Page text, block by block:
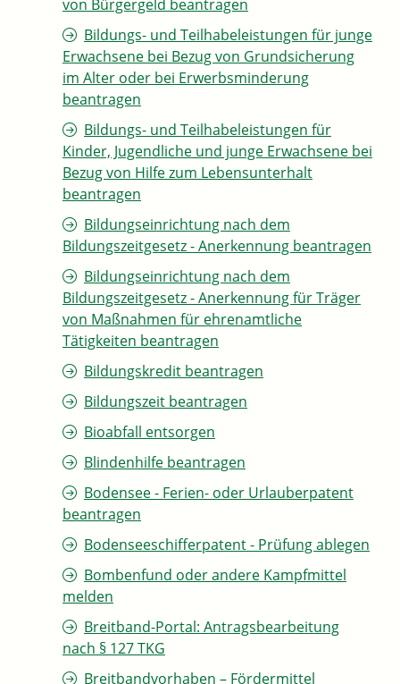
von Bürgergeld beantragen
Bildungs- und Teilhabeleistungen für junge
Erwachsene bei Bezug von Grundsicherung
im Alter oder bei Erwerbsminderung
beantragen
Bildungs- und Teilhabeleistungen für
Kinder, Jugendliche und junge Erwachsene bei
Bezug von Hilfe zum Lebensunterhalt
beantragen
Bildungseinrichtung nach dem
Bildungszeitgesetz - Anerkennung beantragen
Bildungseinrichtung nach dem
Bildungszeitgesetz - Anerkennung für Träger
von Maßnahmen für ehrenamtliche
Tätigkeiten beantragen
Bildungskredit beantragen
Bildungszeit beantragen
Bioabfall entsorgen
Blindenhilfe beantragen
Bodensee - Ferien- oder Urlauberpatent
beantragen
Bodenseeschifferpatent - Prüfung ablegen
Bombenfund oder andere Kampfmittel
melden
Breitband-Portal: Antragsbearbeitung
nach § 127 TKG
Breitbandvorhaben – Fördermittel